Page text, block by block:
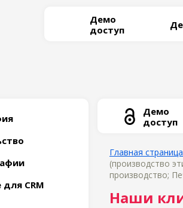
Демо
доступ
CRM
Демо
доступ
Главная страница
(производство
производство;
Наши